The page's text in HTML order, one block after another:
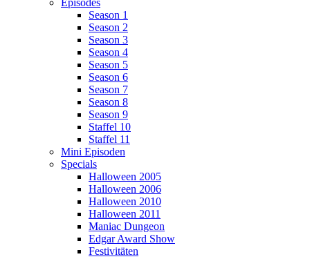
Episodes
Season 1
Season 2
Season 3
Season 4
Season 5
Season 6
Season 7
Season 8
Season 9
Staffel 10
Staffel 11
Mini Episoden
Specials
Halloween 2005
Halloween 2006
Halloween 2010
Halloween 2011
Maniac Dungeon
Edgar Award Show
Festivitäten